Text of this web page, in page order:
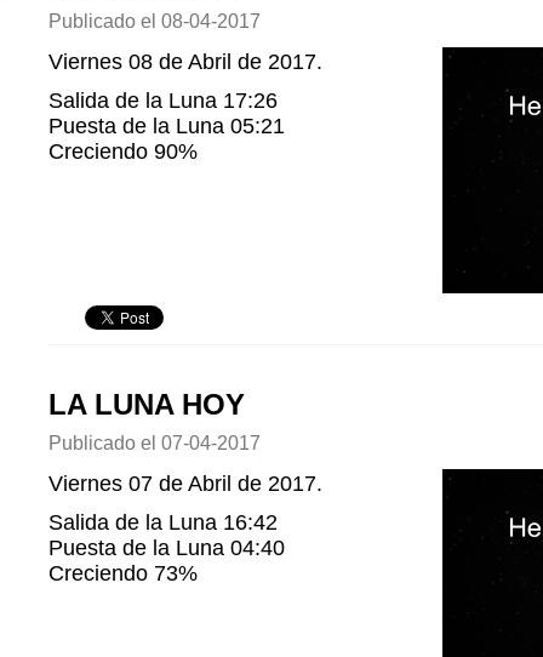
Publicado el 08-04-2017
Viernes 08 de Abril de 2017.
Salida de la Luna 17:26
Puesta de la Luna 05:21
Creciendo 90%
LA LUNA HOY
Publicado el 07-04-2017
Viernes 07 de Abril de 2017.
Salida de la Luna 16:42
Puesta de la Luna 04:40
Creciendo 73%